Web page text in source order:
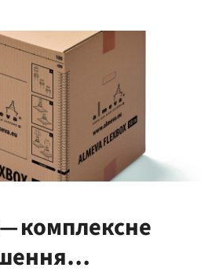
комплексне